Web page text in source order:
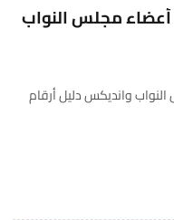
أعضاء مجلس النواب
وانديكس دليل أرقام